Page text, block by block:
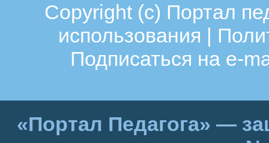
Copyright (c) Портал
использования |
Подписаться на e-
«Портал Педагога» —